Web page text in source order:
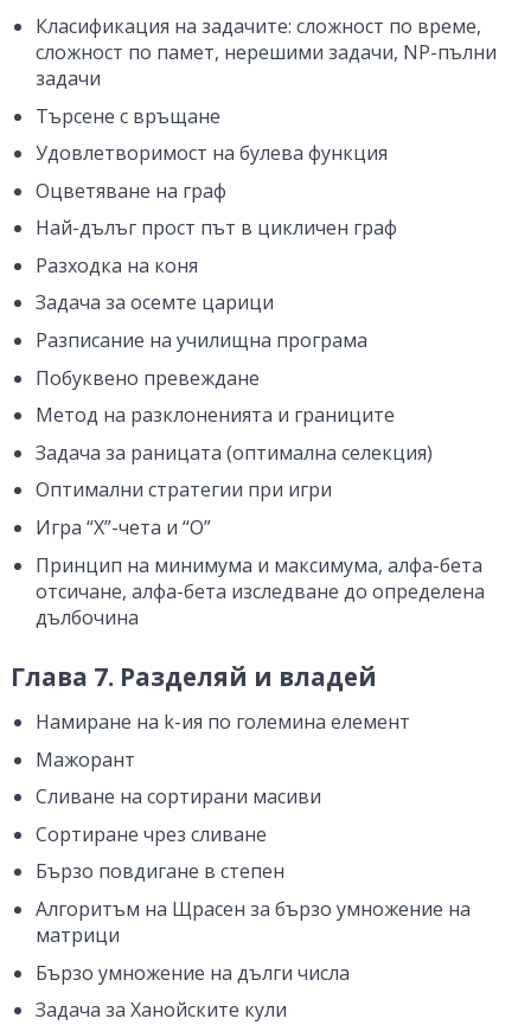
Класификация на задачите: сложност по време,
сложност по памет, нерешими задачи, NP-пълни
задачи
Търсене с връщане
Удовлетворимост на булева функция
Оцветяване на граф
Най-дълъг прост път в цикличен граф
Разходка на коня
Задача за осемте царици
Разписание на училищна програма
Побуквено превеждане
Метод на разклоненията и границите
Задача за раницата (оптимална селекция)
Оптимални стратегии при игри
Игра “X”-чета и “O”
Принцип на минимума и максимума, алфа-бета
отсичане, алфа-бета изследване до определена
дълбочина
Глава 7. Разделяй и владей
Намиране на k-ия по големина елемент
Мажорант
Сливане на сортирани масиви
Сортиране чрез сливане
Бързо повдигане в степен
Алгоритъм на Щрасен за бързо умножение на
матрици
Бързо умножение на дълги числа
Задача за Ханойските кули